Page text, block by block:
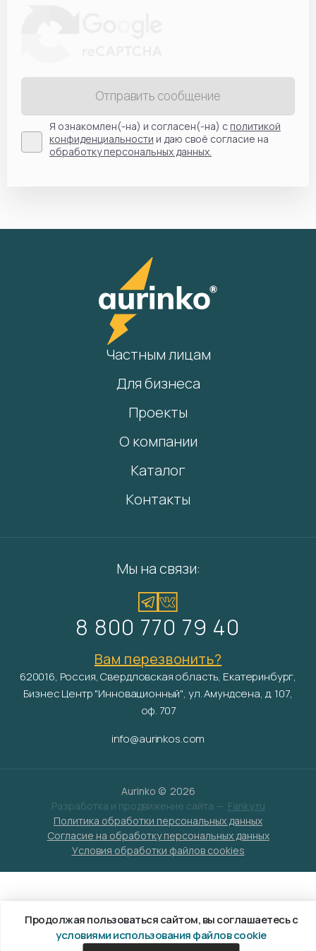
Отправить сообщение
Я ознакомлен(-на) и согласен(-на) сполитикой
конфиденциальности и даю своё согласие на
обработку персональных данных.
Частным лицам
Для бизнеса
Проекты
О компании
Каталог
Контакты
Мы на связи:
8 800 770 79 40
Вам перезвонить?
620016, Россия, Свердловская область, Екатеринбург,
Бизнес Центр "Инновационный", ул. Амундсена, д. 107,
оф. 707
info@aurinkos.com
Aurinko © 2026
Разработка и продвижение сайта — Fanky.ru
Политика обработки персональных данных
Согласие на обработку персональных данных
Условия обработки файлов cookies
Продолжая пользоваться сайтом, вы соглашаетесь с
условиями использования файлов cookie